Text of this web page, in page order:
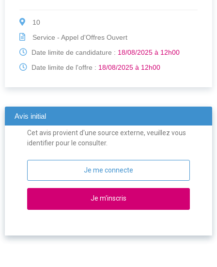
10
Service - Appel d'Offres Ouvert
Date limite de candidature : 18/08/2025 à 12h00
Date limite de l'offre : 18/08/2025 à 12h00
Avis initial
Cet avis provient d'une source externe, veuillez vous
identifier pour le consulter.
Je me connecte
Je m'inscris